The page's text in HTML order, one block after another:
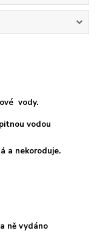
vody.
vodou
a nekoroduje.
ně vydáno